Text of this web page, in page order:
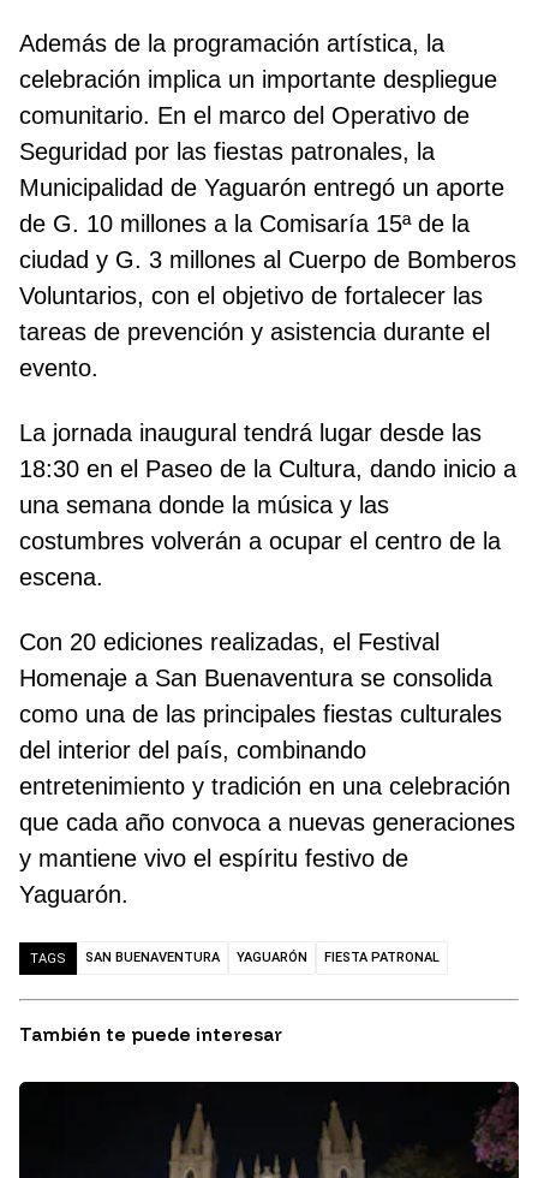
Además de la programación artística, la
celebración implica un importante despliegue
comunitario. En el marco del Operativo de
Seguridad por las fiestas patronales, la
Municipalidad de Yaguarón entregó un aporte
de G. 10 millones a la Comisaría 15ª de la
ciudad y G. 3 millones al Cuerpo de Bomberos
Voluntarios, con el objetivo de fortalecer las
tareas de prevención y asistencia durante el
evento.
La jornada inaugural tendrá lugar desde las
18:30 en el Paseo de la Cultura, dando inicio a
una semana donde la música y las
costumbres volverán a ocupar el centro de la
escena.
Con 20 ediciones realizadas, el Festival
Homenaje a San Buenaventura se consolida
como una de las principales fiestas culturales
del interior del país, combinando
entretenimiento y tradición en una celebración
que cada año convoca a nuevas generaciones
y mantiene vivo el espíritu festivo de
Yaguarón.
TAGS SAN BUENAVENTURA YAGUARÓN FIESTA PATRONAL
También te puede interesar